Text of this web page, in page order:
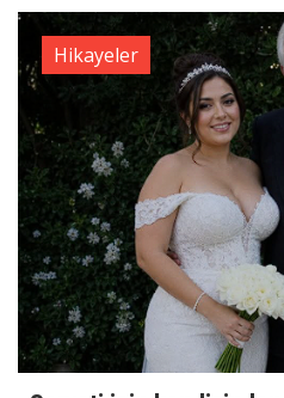
Hikayeler